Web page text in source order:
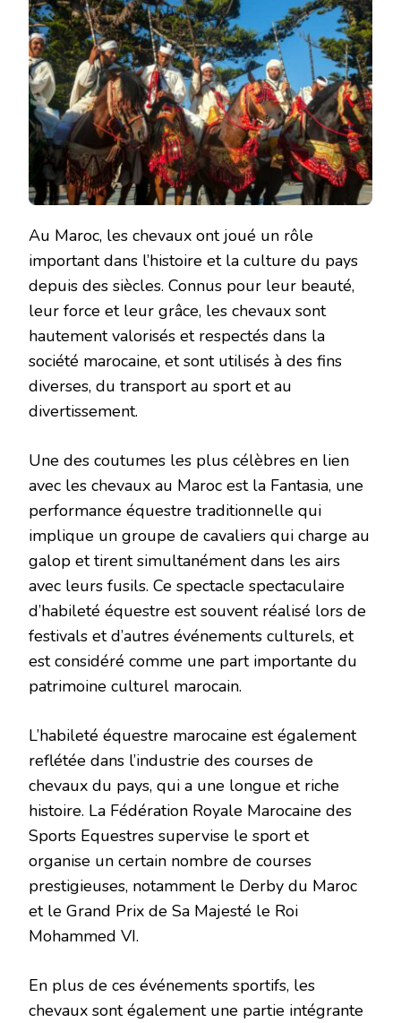
Au Maroc, les chevaux ont joué un rôle
important dans l’histoire et la culture du pays
depuis des siècles. Connus pour leur beauté,
leur force et leur grâce, les chevaux sont
hautement valorisés et respectés dans la
société marocaine, et sont utilisés à des fins
diverses, du transport au sport et au
divertissement.
Une des coutumes les plus célèbres en lien
avec les chevaux au Maroc est la Fantasia, une
performance équestre traditionnelle qui
implique un groupe de cavaliers qui charge au
galop et tirent simultanément dans les airs
avec leurs fusils. Ce spectacle spectaculaire
d’habileté équestre est souvent réalisé lors de
festivals et d’autres événements culturels, et
est considéré comme une part importante du
patrimoine culturel marocain.
L’habileté équestre marocaine est également
reflétée dans l’industrie des courses de
chevaux du pays, qui a une longue et riche
histoire. La Fédération Royale Marocaine des
Sports Equestres supervise le sport et
organise un certain nombre de courses
prestigieuses, notamment le Derby du Maroc
et le Grand Prix de Sa Majesté le Roi
Mohammed VI.
En plus de ces événements sportifs, les
chevaux sont également une partie intégrante